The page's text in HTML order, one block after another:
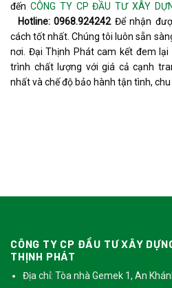
đến CÔNG TY CP ĐẦU TƯ XÂY
Hotline: 0968.924242 Để nhận
cách tốt nhất. Chúng tôi luôn sẵn
nơi. Đại Thịnh Phát cam kết đem
trình chất lượng với giá cả cạnh
nhất và chế độ bảo hành tận tình,
CÔNG TY CP ĐẦU TƯ XÂY
THỊNH PHÁT
Địa chỉ: Tòa nhà Gemek 1, An